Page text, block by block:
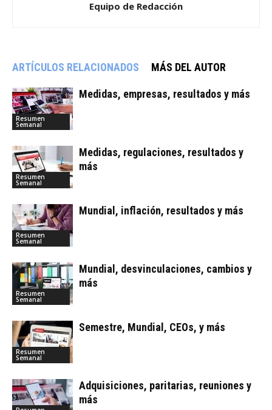
Equipo de Redacción
ARTÍCULOS RELACIONADOS MÁS DEL AUTOR
Resumen
Semanal
Medidas, empresas, resultados y más
Resumen
Semanal
Medidas, regulaciones, resultados y
más
Resumen
Semanal
Mundial, inflación, resultados y más
Resumen
Semanal
Mundial, desvinculaciones, cambios y
más
Resumen
Semanal
Semestre, Mundial, CEOs, y más
Adquisiciones, paritarias, reuniones y
más